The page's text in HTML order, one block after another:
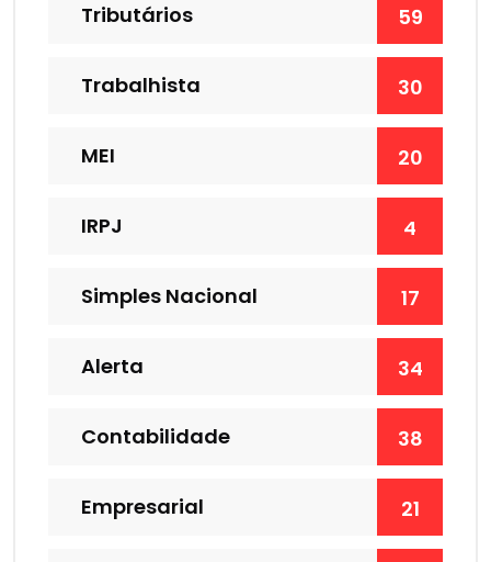
Tributários 59
Trabalhista 30
MEI 20
IRPJ 4
Simples Nacional 17
Alerta 34
Contabilidade 38
Empresarial 21